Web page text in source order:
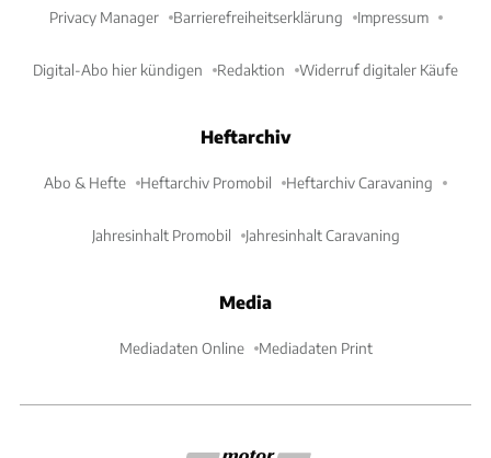
Privacy Manager Barrierefreiheitserklärung Impressum
Digital-Abo hier kündigen Redaktion Widerruf digitaler Käufe
Heftarchiv
Abo & Hefte Heftarchiv Promobil Heftarchiv Caravaning
Jahresinhalt Promobil Jahresinhalt Caravaning
Media
Mediadaten Online Mediadaten Print